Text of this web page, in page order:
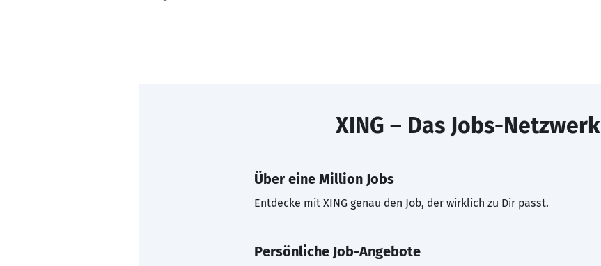
XING – Das Jobs-Netzwerk
Über eine Million Jobs
Entdecke mit XING genau den Job, der wirklich zu Dir passt.
Persönliche Job-Angebote